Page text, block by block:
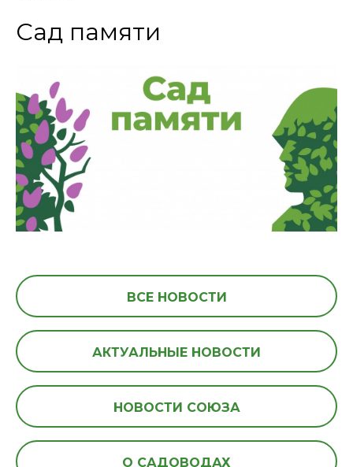
Сад памяти
ВСЕ НОВОСТИ
АКТУАЛЬНЫЕ НОВОСТИ
НОВОСТИ СОЮЗА
О САДОВОДАХ